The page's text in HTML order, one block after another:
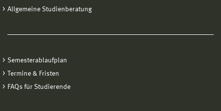
Allgemeine Studienberatung
Semesterablaufplan
Termine & Fristen
FAQs für Studierende